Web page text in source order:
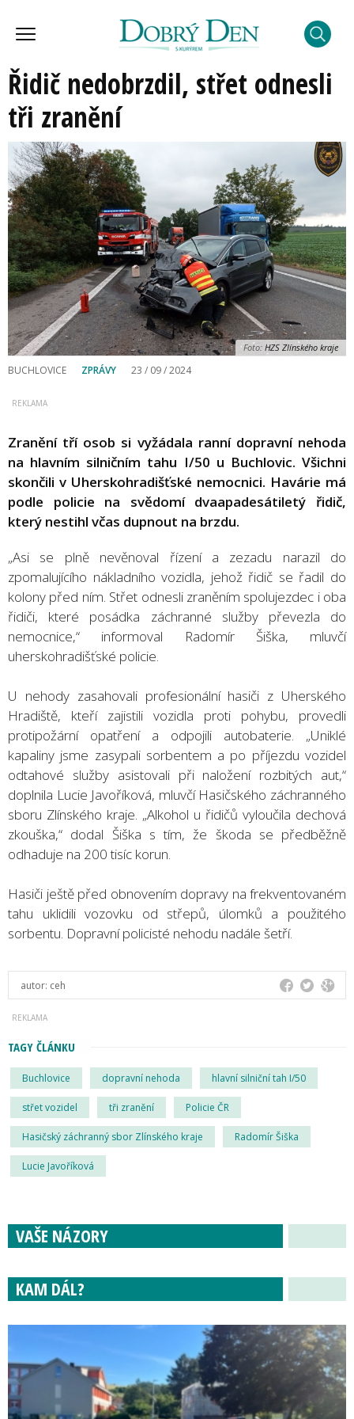
Řidič nedobrzdil, střet odnesli
tři zranění
Foto: HZS Zlínského kraje
BUCHLOVICE ZPRÁVY 23 / 09 / 2024
Zranění tří osob si vyžádala ranní dopravní nehoda
na hlavním silničním tahu I/50 u Buchlovic. Všichni
skončili v Uherskohradišťské nemocnici. Havárie má
podle policie na svědomí dvaapadesátiletý řidič,
který nestihl včas dupnout na brzdu.
„Asi se plně nevěnoval řízení a zezadu narazil do
zpomalujícího nákladního vozidla, jehož řidič se řadil do
kolony před ním. Střet odnesli zraněním spolujezdec i oba
řidiči, které posádka záchranné služby převezla do
nemocnice,“ informoval Radomír Šiška, mluvčí
uherskohradišťské policie.
U nehody zasahovali profesionální hasiči z Uherského
Hradiště, kteří zajistili vozidla proti pohybu, provedli
protipožární opatření a odpojili autobaterie. „Uniklé
kapaliny jsme zasypali sorbentem a po příjezdu vozidel
odtahové služby asistovali při naložení rozbitých aut,“
doplnila Lucie Javoříková, mluvčí Hasičského záchranného
sboru Zlínského kraje. „Alkohol u řidičů vyloučila dechová
zkouška,“ dodal Šiška s tím, že škoda se předběžně
odhaduje na 200 tisíc korun.
Hasiči ještě před obnovením dopravy na frekventovaném
tahu uklidili vozovku od střepů, úlomků a použitého
sorbentu. Dopravní policisté nehodu nadále šetří.
autor: ceh
TAGY ČLÁNKU
Buchlovice dopravní nehoda hlavní silniční tah I/50
střet vozidel tři zranění Policie ČR
Hasičský záchranný sbor Zlínského kraje Radomír Šiška
Lucie Javoříková
VAŠE NÁZORY
KAM DÁL?